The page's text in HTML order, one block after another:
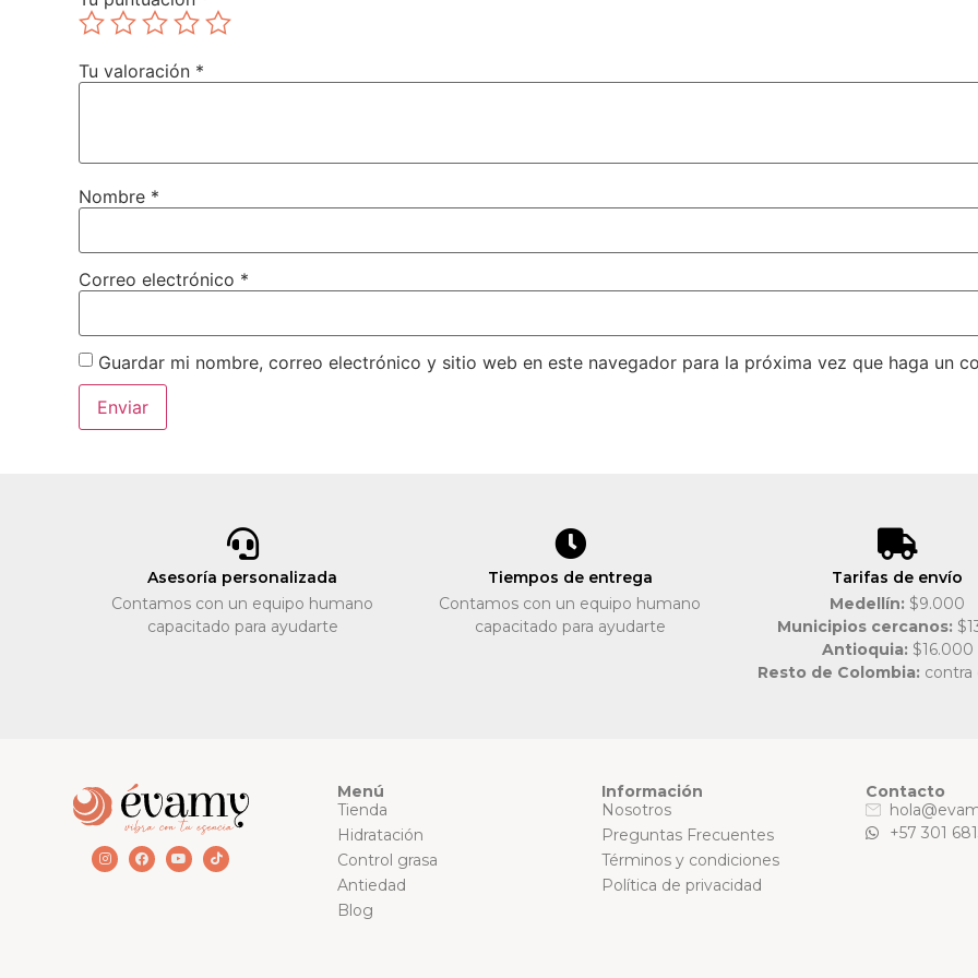
Tu valoración *
Nombre *
Correo electrónico *
Guardar mi nombre, correo electrónico y sitio web en este navegador para la próxima vez que haga un
Asesoría personalizada
Contamos con un equipo humano
capacitado para ayudarte
Tiempos de entrega
Contamos con un equipo humano
capacitado para ayudarte
Tarifas de envío
Medellín: $9.000
Municipios cercanos:
Antioquia: $16.000
Resto de Colombia: contra
Menú
Tienda
Hidratación
Control grasa
Antiedad
Blog
Información
Nosotros
Preguntas Frecuentes
Términos y condiciones
Política de privacidad
Contacto
+57 301